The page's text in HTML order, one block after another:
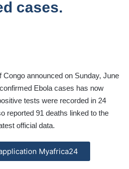
cases.
announced on Sunday, June
Ebola cases has now
tests were recorded in 24
reported 91 deaths linked to the
official data.
Myafrica24